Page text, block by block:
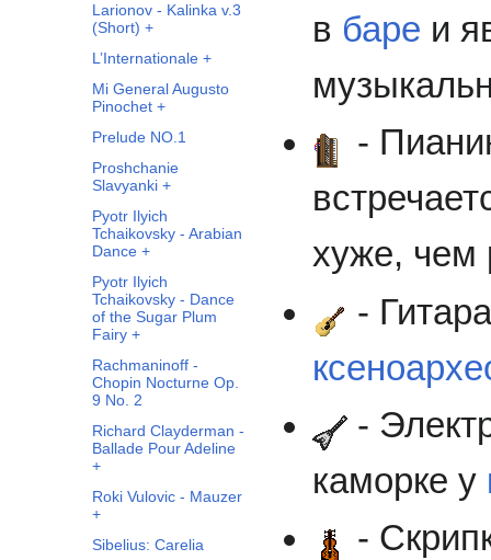
Larionov - Kalinka v.3
(Short) +
L’Internationale +
Mi General Augusto
Pinochet +
Prelude NO.1
Proshchanie
Slavyanki +
Pyotr Ilyich
Tchaikovsky - Arabian
Dance +
Pyotr Ilyich
Tchaikovsky - Dance
of the Sugar Plum
Fairy +
Rachmaninoff -
Chopin Nocturne Op.
9 No. 2
Richard Clayderman -
Ballade Pour Adeline
+
Roki Vulovic - Mauzer
+
Sibelius: Carelia
в баре и
-
хуже, чем
-
-
каморке у
-